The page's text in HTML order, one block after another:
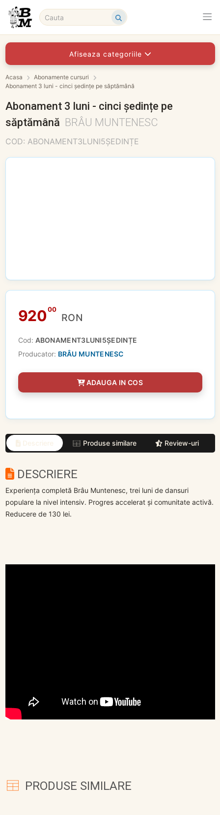
Afiseaza categoriile
Acasa
Abonamente cursuri
Abonament 3 luni - cinci ședințe pe săptămână
Abonament 3 luni - cinci ședințe pe
săptămână BRÂU MUNTENESC
COD: ABONAMENT3LUNI5ȘEDINȚE
92000
RON
Cod: ABONAMENT3LUNI5ȘEDINȚE
Producator: BRÂU MUNTENESC
ADAUGA IN COS
Descriere Produse similare Review-uri
DESCRIERE
Experiența completă Brâu Muntenesc, trei luni de dansuri
populare la nivel intensiv. Progres accelerat și comunitate activă.
Reducere de 130 lei.
PRODUSE SIMILARE